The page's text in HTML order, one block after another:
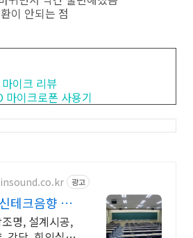
이 안되는 점
이크 리뷰
마이크로폰 사용기
광고
테크음향 사
명, 설계시공,